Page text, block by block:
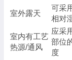
室外露天
可采
相对
室内有工艺
热源/通风
应采
部位
度